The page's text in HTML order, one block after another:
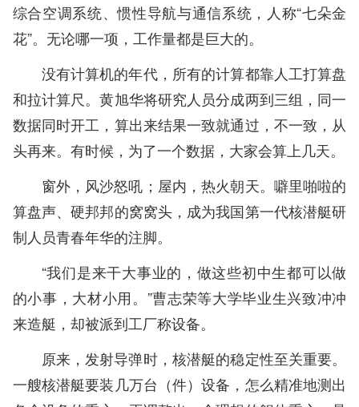
综合空调系统、惯性导航与通信系统，人称“七朵金
花”。无论哪一项，工作量都是巨大的。
没有计算机的年代，所有的计算都靠人工打算盘
和拉计算尺。黄旭华将研究人员分成两到三组，同一
数据同时开工，算出来结果一致就通过，不一致，从
头再来。有时候，为了一个数据，大家会算上几天。
窗外，风沙怒吼；屋内，热火朝天。噼里啪啦的
算盘声、硬邦邦的窝窝头，成为我国第一代核潜艇研
制人员青春年华的注脚。
“我们是来干大事业的，做这些初中生都可以做
的小事，大材小用。”曹志荣等大学毕业生兴致冲冲
来造艇，却被派到工厂称设备。
原来，发射导弹时，核潜艇的稳定性至关重要。
一艘核潜艇要装几万台（件）设备，怎么精准地测出